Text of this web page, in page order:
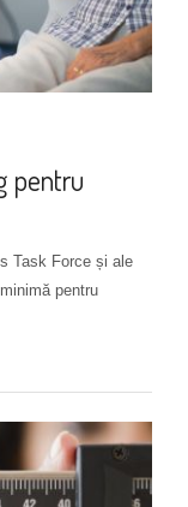
pentru
Task Force și ale
pentru